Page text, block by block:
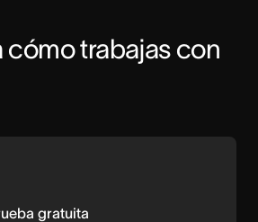
cómo trabajas con
gratuita